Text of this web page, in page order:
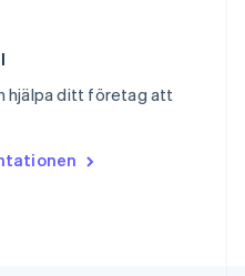
hjälpa ditt företag att